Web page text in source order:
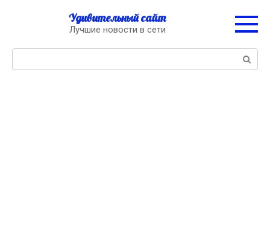
Удивительный сайт
Лучшие новости в сети